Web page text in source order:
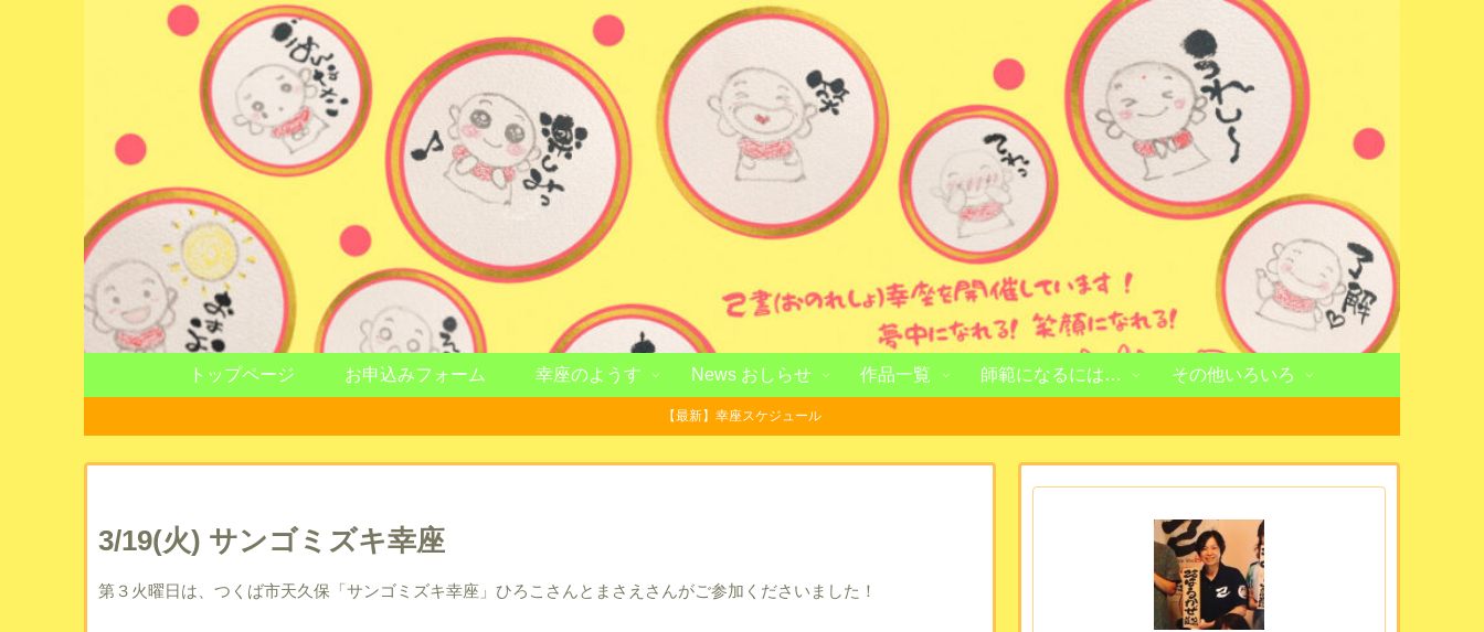
トップページ お申込みフォーム 幸座のようす News おしらせ 作品一覧 師範になるには… その他いろいろ
【最新】幸座スケジュール
3/19(火) サンゴミズキ幸座
第３火曜日は、つくば市天久保「サンゴミズキ幸座」ひろこさんとまさえさんがご参加くださいました！